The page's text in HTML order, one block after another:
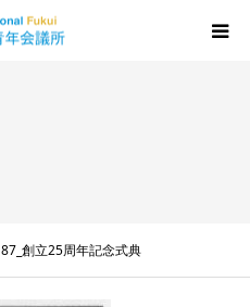
87_創立25周年記念式典